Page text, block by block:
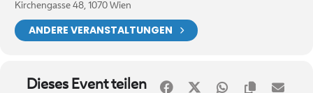
Kirchengasse 48, 1070 Wien
ANDERE VERANSTALTUNGEN
Dieses Event teilen